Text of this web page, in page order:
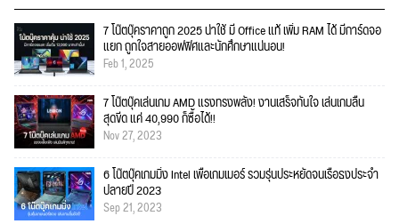
7 โน๊ตบุ๊คราคาถูก 2025 น่าใช้ มี Office แท้ เพิ่ม RAM ได้ มีการ์ดจอ
แยก ถูกใจสายออฟฟิศและนักศึกษาแน่นอน!
Feb 1, 2025
7 โน๊ตบุ๊คเล่นเกม AMD แรงทรงพลัง! งานเสร็จทันใจ เล่นเกมลื่น
สุดขีด แค่ 40,990 ก็ซื้อได้!!
Nov 27, 2023
6 โน๊ตบุ๊คเกมมิ่ง Intel เพื่อเกมเมอร์ รวมรุ่นประหยัดจนเรือธงประจำ
ปลายปี 2023
Sep 21, 2023